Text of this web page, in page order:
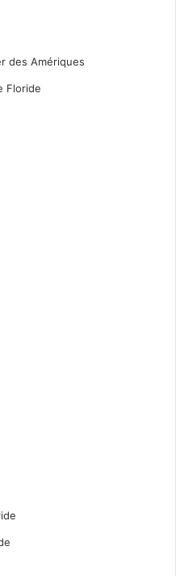
des Amériques
Floride